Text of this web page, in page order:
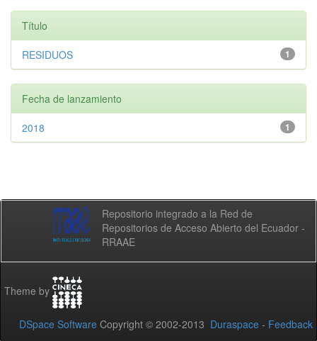
Título
1
RESIDUOS
Fecha de lanzamiento
1
2018
Repositorio integrado a la Red de
Repositorios de Acceso Abierto del Ecuador -
RRAAE
Theme by
DSpace Software Copyright © 2002-2013 Duraspace - Feedback